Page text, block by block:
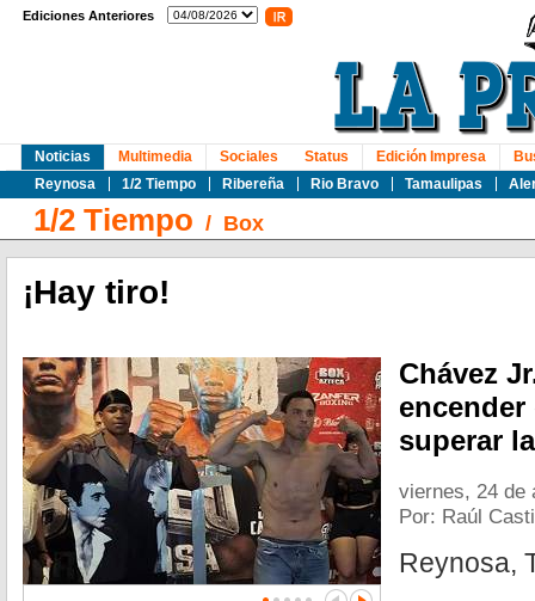
Ediciones Anteriores
Noticias
Reynosa
1/2 Tiempo Ribereña Rio Bravo Tamaulipas
Multimedia Sociales Status Edición Impresa
1/2 Tiempo / Box
¡Hay tiro!
Chávez
superar
viernes, 24 de
Por: Raúl
Reynosa,